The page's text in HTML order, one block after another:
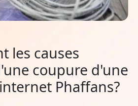
les causes
coupure d'une
Phaffans?